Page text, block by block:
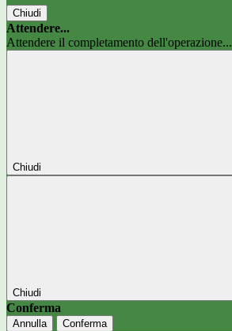
Chiudi
Attendere...
Attendere il completamento dell'operazione...
Chiudi
Chiudi
Conferma
Annulla Conferma